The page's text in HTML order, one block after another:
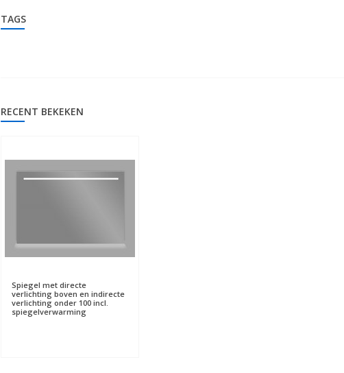
TAGS
RECENT BEKEKEN
Spiegel met directe
verlichting boven en indirecte
verlichting onder 100 incl.
spiegelverwarming